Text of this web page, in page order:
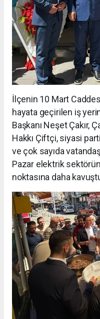
İlçenin 10 Mart
hayata geçirilen iş
Başkanı Neşet Çakır,
Hakkı Çiftçi, siyasi
ve çok sayıda
Pazar elektrik
noktasına daha